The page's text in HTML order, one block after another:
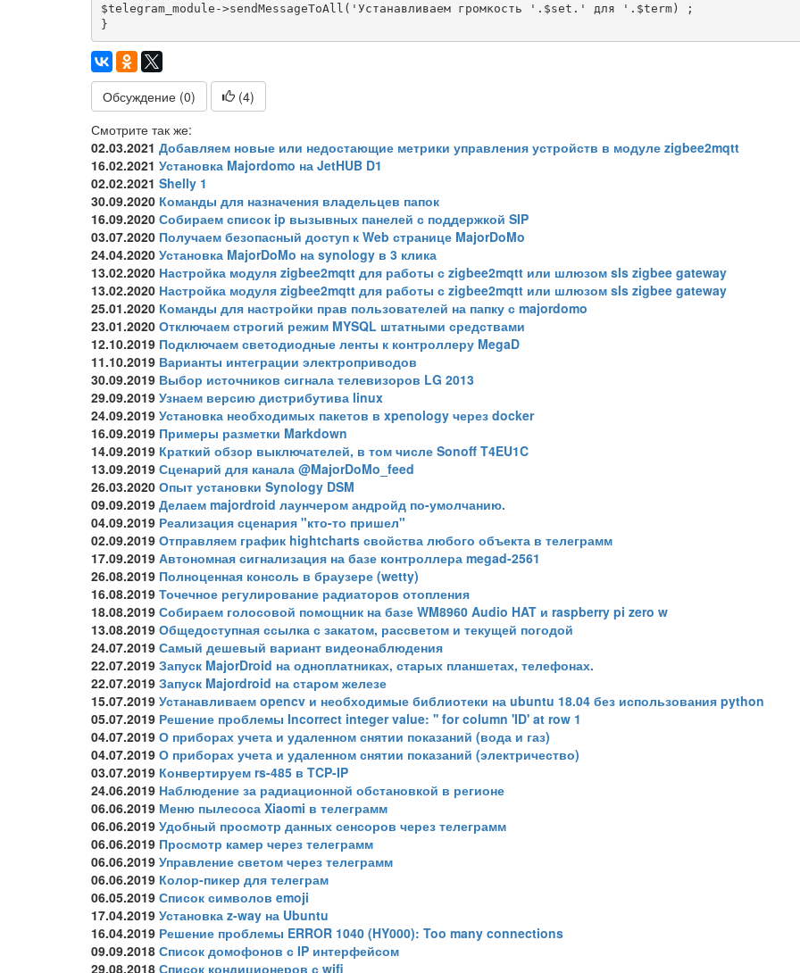
$telegram_module->sendMessageToAll('Устанавливаем громкость '.$set.' для '.$term) ;
Обсуждение (0) (4)
Смотрите так же:
02.03.2021 Добавляем новые или недостающие метрики управления устройств в модуле zigbee2mqtt
16.02.2021 Установка Majordomo на JetHUB D1
02.02.2021 Shelly 1
30.09.2020 Команды для назначения владельцев папок
16.09.2020 Собираем список ip вызывных панелей с поддержкой SIP
03.07.2020 Получаем безопасный доступ к Web странице MajorDoMo
24.04.2020 Установка MajorDoMo на synology в 3 клика
13.02.2020 Настройка модуля zigbee2mqtt для работы с zigbee2mqtt или шлюзом sls zigbee gateway
13.02.2020 Настройка модуля zigbee2mqtt для работы с zigbee2mqtt или шлюзом sls zigbee gateway
25.01.2020 Команды для настройки прав пользователей на папку с majordomo
23.01.2020 Отключаем строгий режим MYSQL штатными средствами
12.10.2019 Подключаем светодиодные ленты к контроллеру MegaD
11.10.2019 Варианты интеграции электроприводов
30.09.2019 Выбор источников сигнала телевизоров LG 2013
29.09.2019 Узнаем версию дистрибутива linux
24.09.2019 Установка необходимых пакетов в xpenology через docker
16.09.2019 Примеры разметки Markdown
14.09.2019 Краткий обзор выключателей, в том числе Sonoff T4EU1C
13.09.2019 Сценарий для канала @MajorDoMo_feed
26.03.2020 Опыт установки Synology DSM
09.09.2019 Делаем majordroid лаунчером андройд по-умолчанию.
04.09.2019 Реализация сценария "кто-то пришел"
02.09.2019 Отправляем график hightcharts свойства любого объекта в телеграмм
17.09.2019 Автономная сигнализация на базе контроллера megad-2561
26.08.2019 Полноценная консоль в браузере (wetty)
16.08.2019 Точечное регулирование радиаторов отопления
18.08.2019 Собираем голосовой помощник на базе WM8960 Audio HAT и raspberry pi zero w
13.08.2019 Общедоступная ссылка с закатом, рассветом и текущей погодой
24.07.2019 Самый дешевый вариант видеонаблюдения
22.07.2019 Запуск MajorDroid на одноплатниках, старых планшетах, телефонах.
22.07.2019 Запуск Majordroid на старом железе
15.07.2019 Устанавливаем opencv и необходимые библиотеки на ubuntu 18.04 без использования python
05.07.2019 Решение проблемы Incorrect integer value: '' for column 'ID' at row 1
04.07.2019 О приборах учета и удаленном снятии показаний (вода и газ)
04.07.2019 О приборах учета и удаленном снятии показаний (электричество)
03.07.2019 Конвертируем rs-485 в TCP-IP
24.06.2019 Наблюдение за радиационной обстановкой в регионе
06.06.2019 Меню пылесоса Xiaomi в телеграмм
06.06.2019 Удобный просмотр данных сенсоров через телеграмм
06.06.2019 Просмотр камер через телеграмм
06.06.2019 Управление светом через телеграмм
06.06.2019 Колор-пикер для телеграм
06.05.2019 Список символов emoji
17.04.2019 Установка z-way на Ubuntu
16.04.2019 Решение проблемы ERROR 1040 (HY000): Too many connections
09.09.2018 Список домофонов с IP интерфейсом
29.08.2018 Список кондиционеров с wifi